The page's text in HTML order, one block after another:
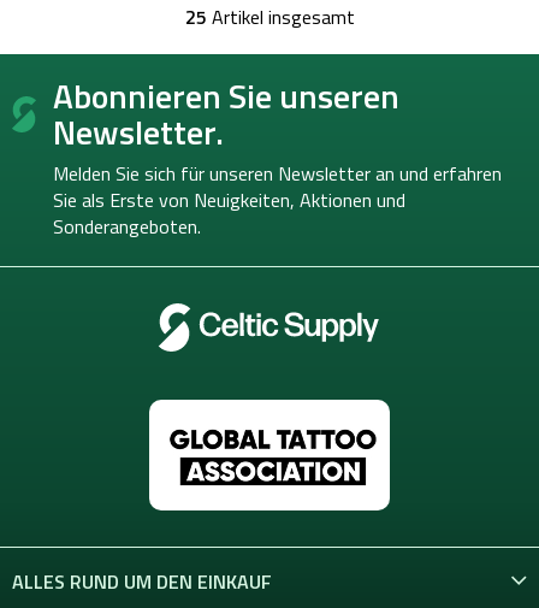
S
t
u
e
e
l
e
n
e
d
r
i
s
t
e
25 Artikel insgesamt
F
ß Abonnieren Sie unseren
Newsletter.
Melden Sie sich für unseren Newsletter an und erfahren
Sie als Erste von Neuigkeiten, Aktionen und
Sonderangeboten.
ALLES RUND UM DEN EINKAUF